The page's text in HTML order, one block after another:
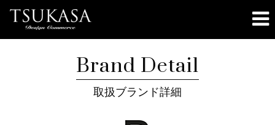
Brand Detail
取扱ブランド詳細